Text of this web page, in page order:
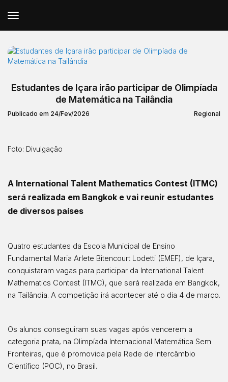
Estudantes de Içara irão participar de Olimpíada
de Matemática na Tailândia
Publicado em 24/Fev/2026 Regional
Foto: Divulgação
A International Talent Mathematics Contest (ITMC)
será realizada em Bangkok e vai reunir estudantes
de diversos países
Quatro estudantes da Escola Municipal de Ensino
Fundamental Maria Arlete Bitencourt Lodetti (EMEF), de Içara,
conquistaram vagas para participar da International Talent
Mathematics Contest (ITMC), que será realizada em Bangkok,
na Tailândia. A competição irá acontecer até o dia 4 de março.
Os alunos conseguiram suas vagas após vencerem a
categoria prata, na Olimpíada Internacional Matemática Sem
Fronteiras, que é promovida pela Rede de Intercâmbio
Científico (POC), no Brasil.